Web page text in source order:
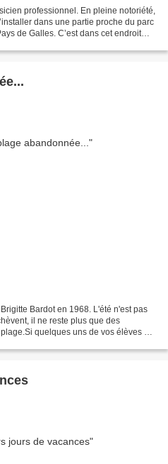
professionnel. En pleine notoriété,
dans une partie proche du parc
de Galles. C’est dans cet endroit
Bardot en 1968. L'été n'est pas
il ne reste plus que des
quelques uns de vos élèves ont